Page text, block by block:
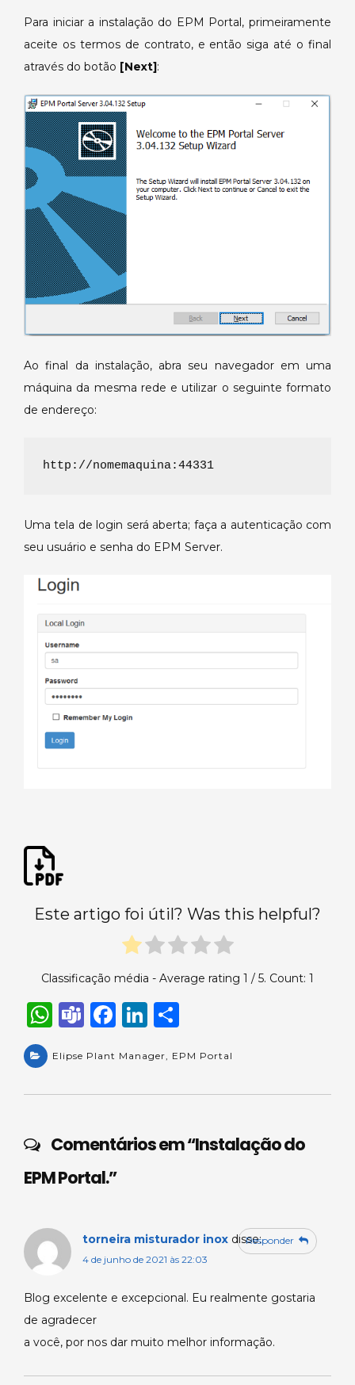
Para iniciar a instalação do EPM Portal, primeiramente
aceite os termos de contrato, e então siga até o final
através do botão [Next] :
Ao final da instalação, abra seu navegador em uma
máquina da mesma rede e utilizar o seguinte formato
de endereço:
http://nomemaquina:44331
Uma tela de login será aberta; faça a autenticação com
seu usuário e senha do EPM Server.
Este artigo foi útil? Was this helpful?
Classificação média - Average rating 1 / 5. Count: 1
W
a
ts
p
p
T
a
m
F
c
e
o
o
Li
k
e
n
ar
e
Elipse Plant Manager EPM Portal
Comentários em “Instalação do
EPM Portal.”
torneira misturador inox disse:
4 de junho de 2021 às 22:03
Blog excelente e excepcional. Eu realmente gostaria
de agradecer
a você, por nos dar muito melhor informação.
Responder